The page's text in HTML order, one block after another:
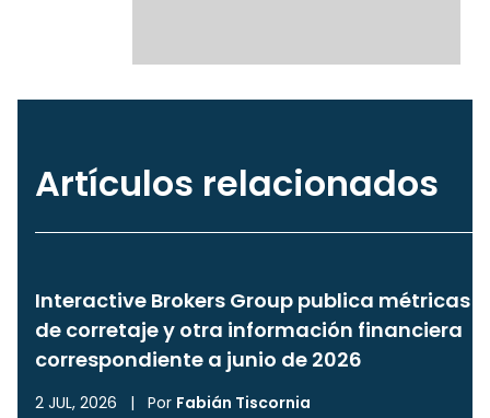
Artículos relacionados
Interactive Brokers Group publica métricas
de corretaje y otra información financiera
correspondiente a junio de 2026
2 JUL, 2026 | Por Fabián Tiscornia